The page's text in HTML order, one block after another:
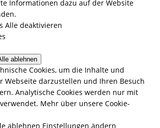
Informationen dazu auf der Website
Alle deaktivieren
ablehnen
Cookies, um die Inhalte und
Webseite darzustellen und Ihren Besuch
Analytische Cookies werden nur mit
Mehr über unsere Cookie-
ablehnen Einstellungen ändern